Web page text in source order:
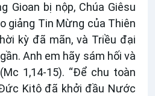
Gioan bị nộp, Chúa Giêsu
giảng Tin Mừng của Thiên
kỳ đã mãn, và Triều đại
Anh em hãy sám hối và
1,14-15). “Để chu toàn
Kitô đã khởi đầu Nước